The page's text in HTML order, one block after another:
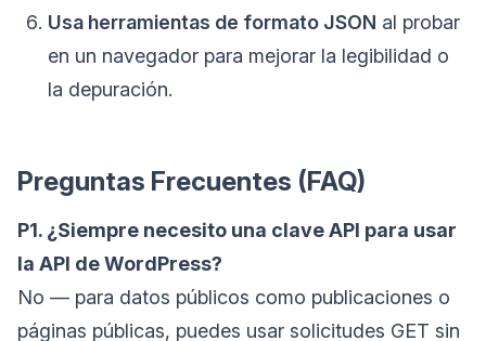
Usa herramientas de formato JSON al probar
en un navegador para mejorar la legibilidad o
la depuración.
Preguntas Frecuentes (FAQ)
P1. ¿Siempre necesito una clave API para usar
la API de WordPress?
No — para datos públicos como publicaciones o
páginas públicas, puedes usar solicitudes GET sin